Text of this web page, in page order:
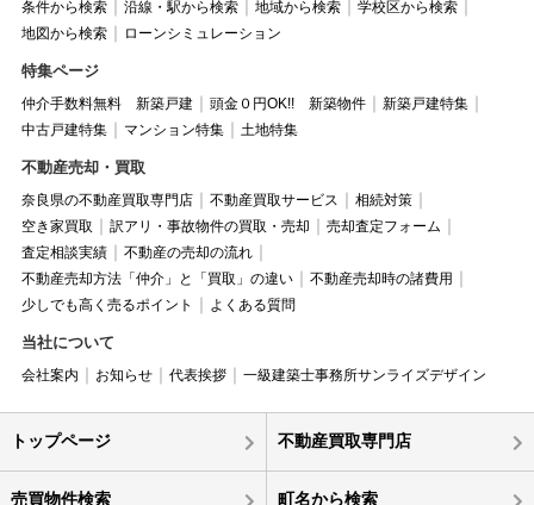
条件から検索 沿線・駅から検索 地域から検索
学校区から検索
地図から検索
ローンシミュレーション
特集ページ
仲介手数料無料 新築戸建 頭金０円OK!! 新築物件
新築戸建特集
中古戸建特集
マンション特集 土地特集
不動産売却・買取
奈良県の不動産買取専門店 不動産買取サービス
相続対策
空き家買取
訳アリ・事故物件の買取・売却
売却査定フォーム
査定相談実績
不動産の売却の流れ
不動産売却方法「仲介」と「買取」の違い
不動産売却時の諸費用
少しでも高く売るポイント
よくある質問
当社について
会社案内 お知らせ 代表挨拶 一級建築士事務所サンライズデザイン
トップページ 不動産買取専門店
売買物件検索 町名から検索